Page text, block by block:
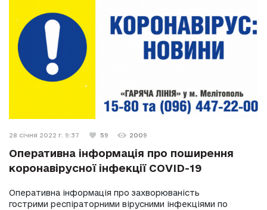
28 січня 2022 г. 9:37 59 2009
Оперативна інформація про поширення
коронавірусної інфекції COVID-19
Оперативна інформація про захворюваність
гострими респіраторними вірусними інфекціями по